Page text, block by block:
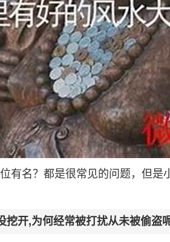
有名？都是很常见的问题，但
开,为何经常被打扰从未被偷盗呢